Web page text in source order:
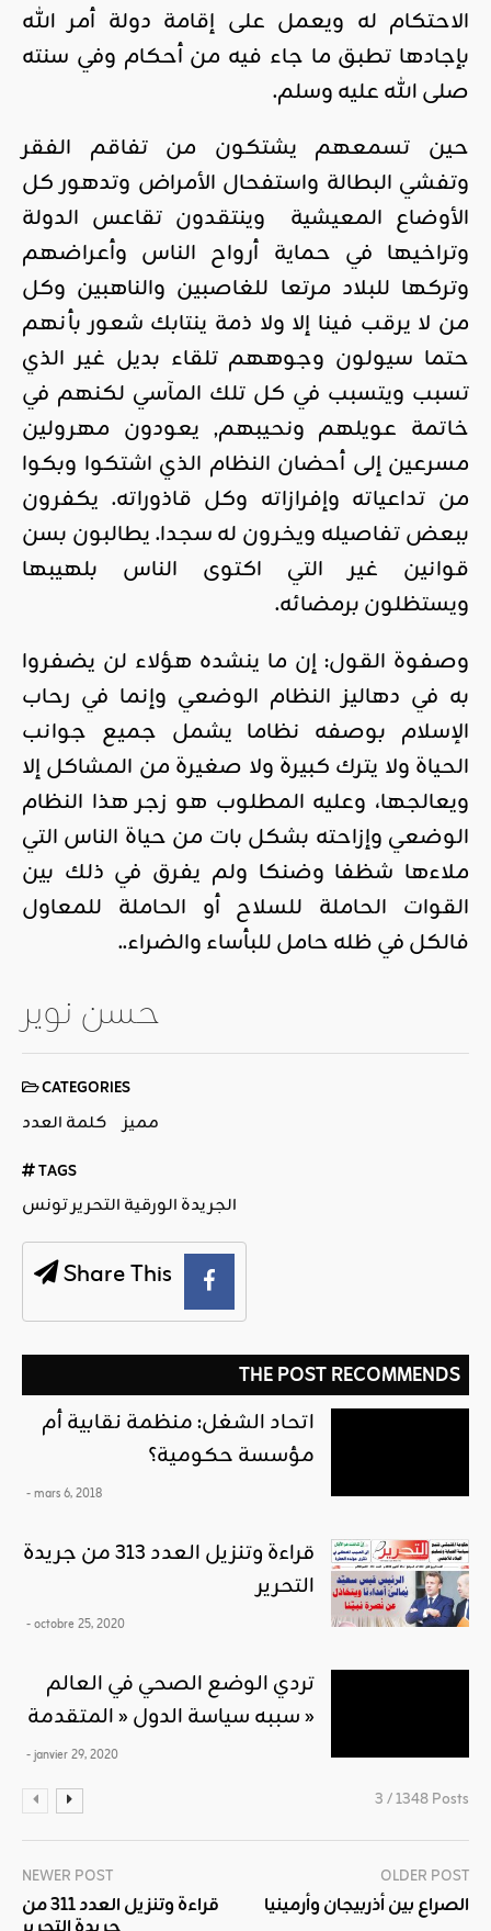
الاحتكام له ويعمل على إقامة دولة أمر الله
بإجادها تطبق ما جاء فيه من أحكام وفي سنته
صلى الله عليه وسلم.
حين تسمعهم يشتكون من تفاقم الفقر
وتفشي البطالة واستفحال الأمراض وتدهور كل
الأوضاع المعيشية وينتقدون تقاعس الدولة
وتراخيها في حماية أرواح الناس وأعراضهم
وتركها للبلاد مرتعا للغاصبين والناهبين وكل
من لا يرقب فينا إلا ولا ذمة ينتابك شعور بأنهم
حتما سيولون وجوههم تلقاء بديل غير الذي
تسبب ويتسبب في كل تلك المآسي لكنهم في
خاتمة عويلهم ونحيبهم, يعودون مهرولين
مسرعين إلى أحضان النظام الذي اشتكوا وبكوا
من تداعياته وإفرازاته وكل قاذوراته. يكفرون
ببعض تفاصيله ويخرون له سجدا. يطالبون بسن
قوانين غير التي اكتوى الناس بلهيبها
ويستظلون برمضائه.
وصفوة القول: إن ما ينشده هؤلاء لن يضفروا
به في دهاليز النظام الوضعي وإنما في رحاب
الإسلام بوصفه نظاما يشمل جميع جوانب
الحياة ولا يترك كبيرة ولا صغيرة من المشاكل إلا
ويعالجها، وعليه المطلوب هو زجر هذا النظام
الوضعي وإزاحته بشكل بات من حياة الناس التي
ملاءها شظفا وضنكا ولم يفرق في ذلك بين
القوات الحاملة للسلاح أو الحاملة للمعاول
فالكل في ظله حامل للبأساء والضراء..
حسن نوير
CATEGORIES
كلمة العدد مميز
TAGS
الجريدة الورقية التحرير تونس
Share This
THE POST RECOMMENDS
اتحاد الشغل: منظمة نقابية أم
مؤسسة حكومية؟
- mars 6, 2018
قراءة وتنزيل العدد 313 من جريدة
التحرير
- octobre 25, 2020
تردي الوضع الصحي في العالم
سببه سياسة الدول « المتقدمة »
- janvier 29, 2020
3 / 1348 Posts
NEWER POST
قراءة وتنزيل العدد 311 من
OLDER POST
الصراع بين أذربيجان وأرمينيا